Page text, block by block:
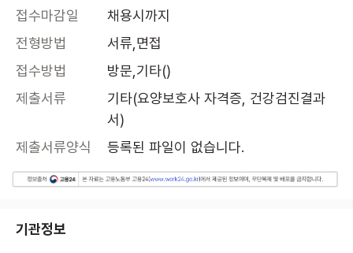
접수마감일
채용시까지
전형방법
서류,면접
접수방법
방문,기타()
제출서류
기타(요양보호사 자격증, 건강검진결과
서)
제출서류양식
등록된 파일이 없습니다.
기관정보